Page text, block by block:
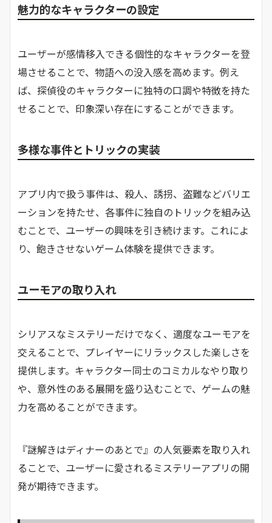
魅力的なキャラクターの設定
ユーザーが感情移入できる個性的なキャラクターを登
場させることで、物語への没入感を高めます。​例え
ば、探偵役のキャラクターに独特の口調や特徴を持た
せることで、印象深い存在にすることができます。​
多様な事件とトリックの実装
アプリ内で扱う事件は、殺人、誘拐、盗難などバリエ
ーションを持たせ、各事件に独自のトリックを組み込
むことで、ユーザーの興味を引き続けます。​これによ
り、飽きさせないゲーム体験を提供できます。​
ユーモアの取り入れ
シリアスなミステリーだけでなく、適度なユーモアを
交えることで、プレイヤーにリラックスした楽しさを
提供します。​キャラクター同士のコミカルなやり取り
や、意外性のある展開を盛り込むことで、ゲームの魅
力を高めることができます。​
『謎解きはディナーのあとで』の人気要素を取り入れ
ることで、ユーザーに愛されるミステリーアプリの開
発が期待できます。